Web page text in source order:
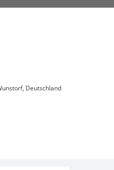
Deutschland